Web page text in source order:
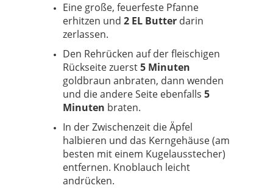
Eine große, feuerfeste Pfanne
erhitzen und 2 EL Butter darin
zerlassen.
Den Rehrücken auf der fleischigen
Rückseite zuerst5 Minuten
goldbraun anbraten, dann wenden
und die andere Seite ebenfalls 5
Minuten braten.
In der Zwischenzeit die Äpfel
halbieren und das Kerngehäuse (am
besten mit einem Kugelausstecher)
entfernen. Knoblauch leicht
andrücken.